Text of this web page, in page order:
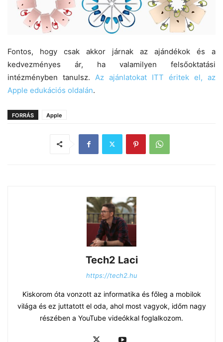
Fontos, hogy csak akkor járnak az ajándékok és a
kedvezményes ár, ha valamilyen felsőoktatási
intézményben tanulsz. Az ajánlatokat ITT éritek el, az
Apple edukációs oldalán.
FORRÁS Apple
Tech2 Laci
https://tech2.hu
Kiskorom óta vonzott az informatika és főleg a mobilok
világa és ez juttatott el oda, ahol most vagyok, időm nagy
részében a YouTube videókkal foglalkozom.